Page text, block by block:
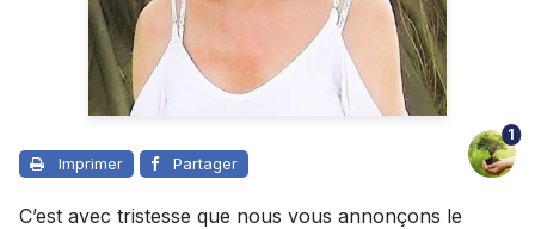
Imprimer Partager
1
C’est avec tristesse que nous vous annonçons le